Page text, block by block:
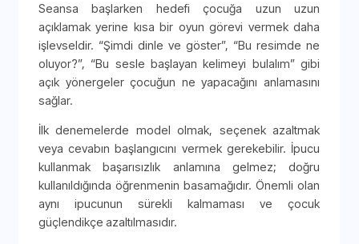
Seansa başlarken hedefi çocuğa uzun uzun
açıklamak yerine kısa bir oyun görevi vermek daha
işlevseldir. “Şimdi dinle ve göster”, “Bu resimde ne
oluyor?”, “Bu sesle başlayan kelimeyi bulalım” gibi
açık yönergeler çocuğun ne yapacağını anlamasını
sağlar.
İlk denemelerde model olmak, seçenek azaltmak
veya cevabın başlangıcını vermek gerekebilir. İpucu
kullanmak başarısızlık anlamına gelmez; doğru
kullanıldığında öğrenmenin basamağıdır. Önemli olan
aynı ipucunun sürekli kalmaması ve çocuk
güçlendikçe azaltılmasıdır.